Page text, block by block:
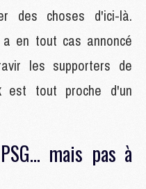
des choses d'ici-là.
en tout cas annoncé
les supporters de
est tout proche d'un
mais pas à